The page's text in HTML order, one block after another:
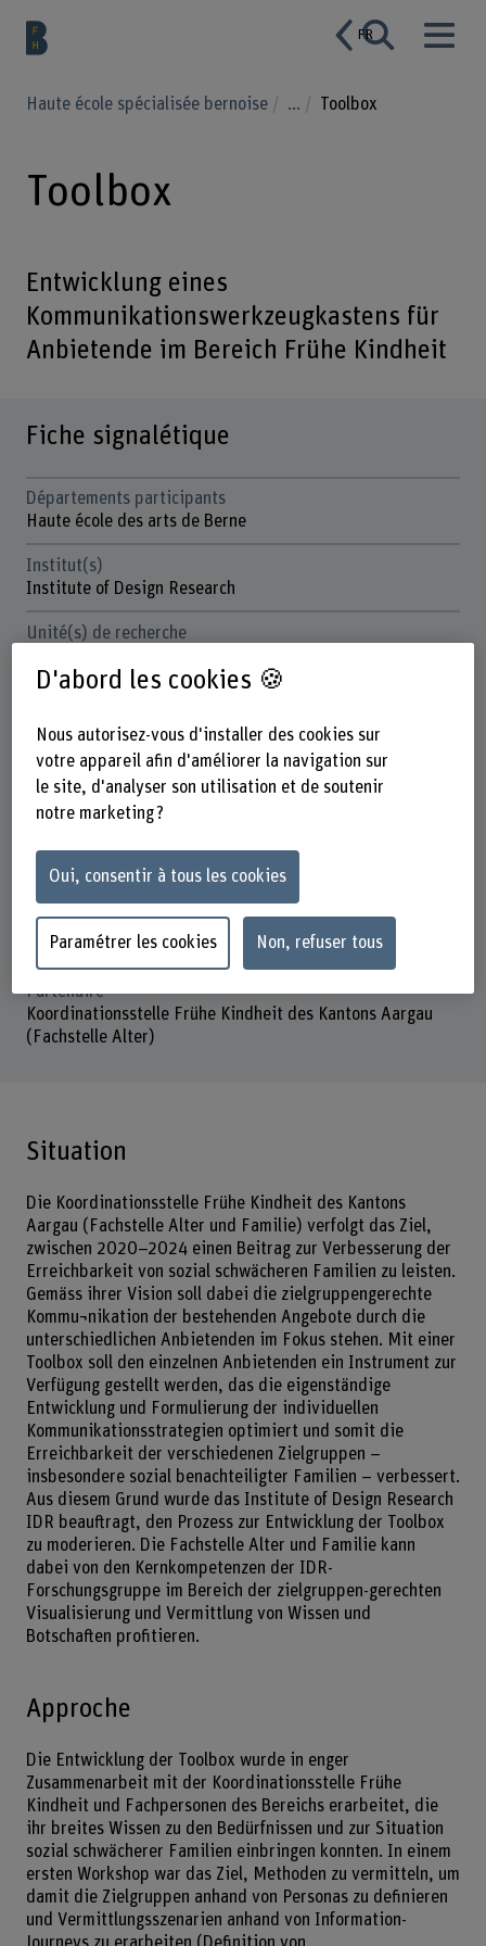
FR
Haute école spécialisée bernoise ... Toolbox
Toolbox
Entwicklung eines
Kommunikationswerkzeugkastens für
Anbietende im Bereich Frühe Kindheit
Fiche signalétique
Départements participants
Haute école des arts de Berne
Institut(s)
Institute of Design Research
Unité(s) de recherche
Durée (prévue)
01.05.2021 - 30.11.2021
Prof. Jimmy Schmid
Équipe du projet
Beatrice Kaufmann
Dana Pedemonte
Partenaire
Koordinationsstelle Frühe Kindheit des Kantons Aargau
(Fachstelle Alter)
Situation
Die Koordinationsstelle Frühe Kindheit des Kantons
Aargau (Fachstelle Alter und Familie) verfolgt das Ziel,
zwischen 2020–2024 einen Beitrag zur Verbesserung der
Erreichbarkeit von sozial schwächeren Familien zu leisten.
Gemäss ihrer Vision soll dabei die zielgruppengerechte
Kommu¬nikation der bestehenden Angebote durch die
unterschiedlichen Anbietenden im Fokus stehen. Mit einer
Toolbox soll den einzelnen Anbietenden ein Instrument zur
Verfügung gestellt werden, das die eigenständige
Entwicklung und Formulierung der individuellen
Kommunikationsstrategien optimiert und somit die
Erreichbarkeit der verschiedenen Zielgruppen –
insbesondere sozial benachteiligter Familien – verbessert.
Aus diesem Grund wurde das Institute of Design Research
IDR beauftragt, den Prozess zur Entwicklung der Toolbox
zu moderieren. Die Fachstelle Alter und Familie kann
dabei von den Kernkompetenzen der IDR-
Forschungsgruppe im Bereich der zielgruppen-gerechten
Visualisierung und Vermittlung von Wissen und
Botschaften profitieren.
Approche
Die Entwicklung der Toolbox wurde in enger
Zusammenarbeit mit der Koordinationsstelle Frühe
Kindheit und Fachpersonen des Bereichs erarbeitet, die
ihr breites Wissen zu den Bedürfnissen und zur Situation
sozial schwächerer Familien einbringen konnten. In einem
ersten Workshop war das Ziel, Methoden zu vermitteln, um
damit die Zielgruppen anhand von Personas zu definieren
und Vermittlungsszenarien anhand von Information-
Journeys zu erarbeiten (Definition von
D'abord les cookies 🍪
Nous autorisez-vous d'installer des cookies sur
votre appareil afin d'améliorer la navigation sur
le site, d'analyser son utilisation et de soutenir
notre marketing ?
Oui, consentir à tous les cookies
Paramétrer les cookies Non, refuser tous